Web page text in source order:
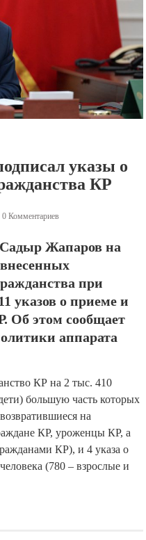
указы о
КР
0 Комментариев
Жапаров на
при
указов о приеме и
Об этом сообщает
аппарата
КР на 2 тыс. 410
большую часть которых
на
КР, уроженцы КР, а
КР), и 4 указа о
(780 – взрослые и